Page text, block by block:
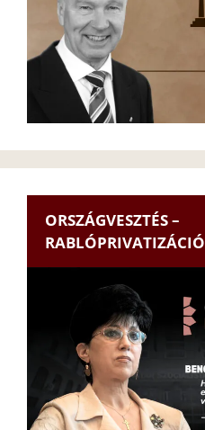
ORSZÁGVESZTÉS –
RABLÓPRIVATIZÁCIÓ